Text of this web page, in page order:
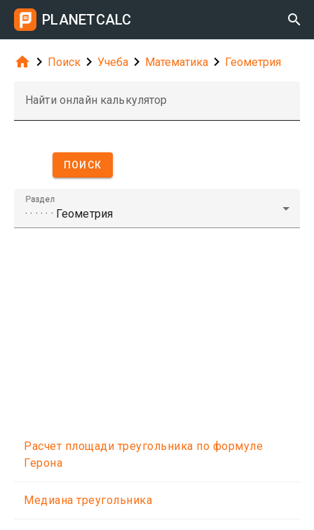
PLANETCALC 
  Поиск  Учеба  Математика  Геометрия
Найти онлайн калькулятор
ПОИСК
Раздел
Расчет площади треугольника по формуле
Герона
Медиана треугольника